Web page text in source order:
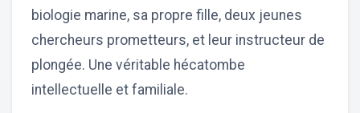
biologie marine, sa propre fille, deux jeunes
chercheurs prometteurs, et leur instructeur de
plongée. Une véritable hécatombe
intellectuelle et familiale.